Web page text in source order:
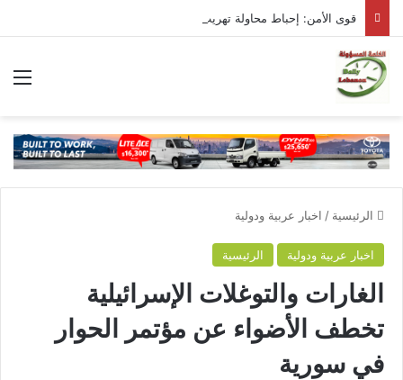
الرئيسية / اخبار عربية ودولية
اخبار عربية ودولية الرئيسية
الغارات والتوغلات الإسرائيلية
تخطف الأضواء عن مؤتمر الحوار
في سورية